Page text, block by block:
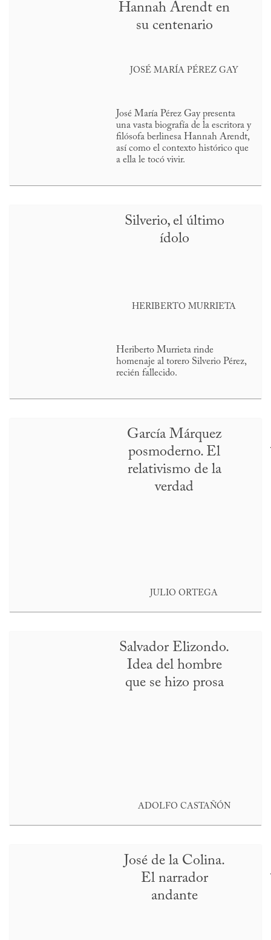
Hannah Arendt en
su centenario
JOSÉ MARÍA PÉREZ GAY
José María Pérez Gay presenta
una vasta biografía de la escritora y
filósofa berlinesa Hannah Arendt,
así como el contexto histórico que
a ella le tocó vivir.
Silverio, el último
ídolo
HERIBERTO MURRIETA
Heriberto Murrieta rinde
homenaje al torero Silverio Pérez,
recién fallecido.
García Márquez
posmoderno. El
relativismo de la
verdad
JULIO ORTEGA
Salvador Elizondo.
Idea del hombre
que se hizo prosa
ADOLFO CASTAÑÓN
José de la Colina.
El narrador
andante